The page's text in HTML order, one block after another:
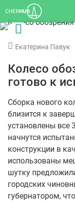
Екатерина Павук
Колесо
готово к
Сборка нового
близится к
установлены все
начнутся
конструкции в
использованы
шутку
городских
губернатором,